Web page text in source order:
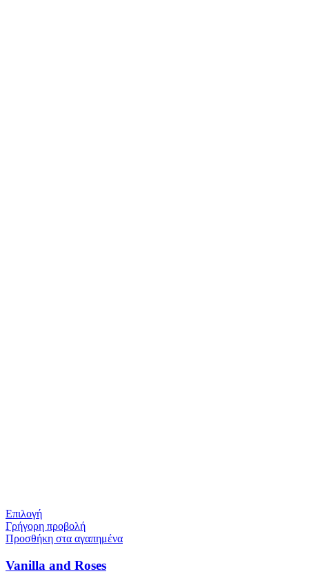
Επιλογή
Γρήγορη προβολή
Προσθήκη στα αγαπημένα
Vanilla and Roses